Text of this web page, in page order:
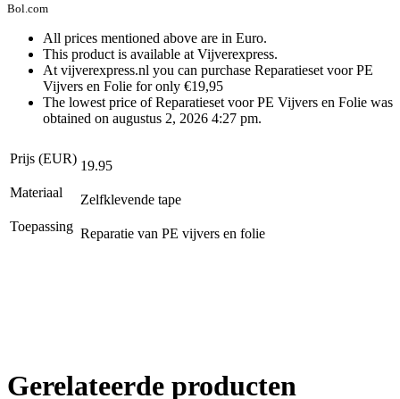
Bol.com
All prices mentioned above are in Euro.
This product is available at Vijverexpress.
At vijverexpress.nl you can purchase Reparatieset voor PE
Vijvers en Folie for only €19,95
The lowest price of Reparatieset voor PE Vijvers en Folie was
obtained on augustus 2, 2026 4:27 pm.
Prijs (EUR) 19.95
Materiaal
Zelfklevende tape
Toepassing Reparatie van PE vijvers en folie
Gerelateerde producten